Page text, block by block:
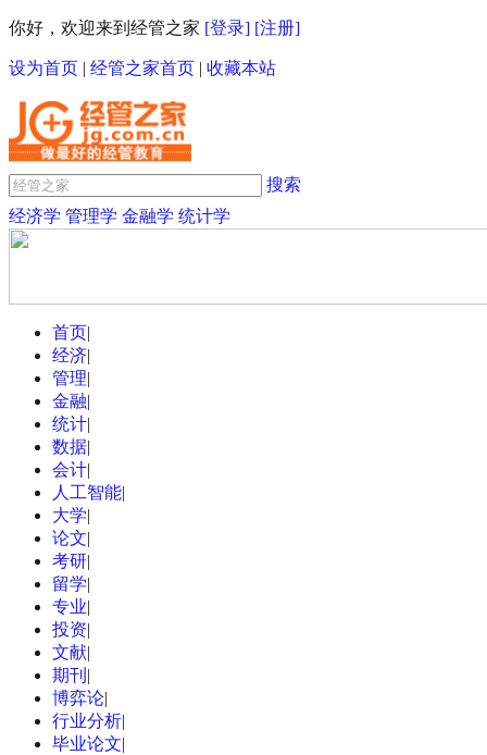
你好，欢迎来到经管之家 [登录] [注册]
设为首页 | 经管之家首页 | 收藏本站
搜索
经济学 管理学 金融学 统计学
首页|
经济|
管理|
金融|
统计|
数据|
会计|
人工智能|
大学|
论文|
考研|
留学|
专业|
投资|
文献|
期刊 |
博弈论|
行业分析|
毕业论文|